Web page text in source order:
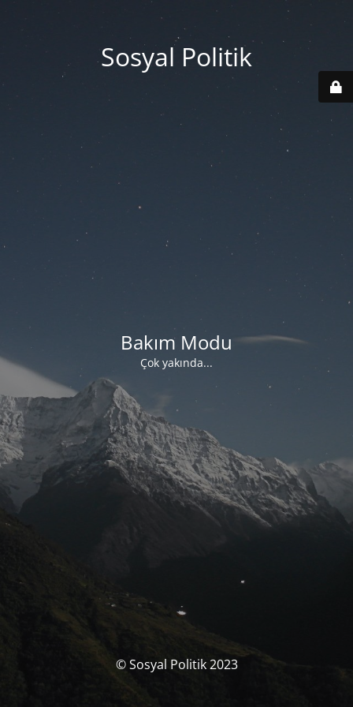
Sosyal Politik
Bakım Modu
Çok yakında...
© Sosyal Politik 2023